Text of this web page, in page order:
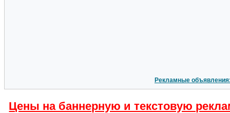
Рекламные
Цены на баннерную и текстовую